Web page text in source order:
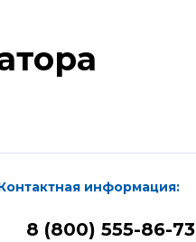
информация:
8 (800) 555-86-73